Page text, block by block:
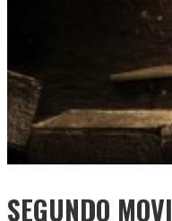
SEGUNDO